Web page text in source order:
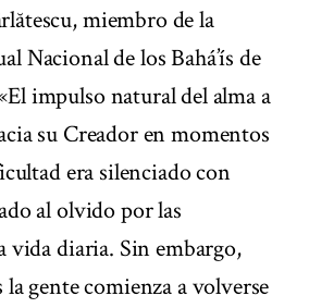
miembro de la
Nacional de los Bahá’ís de
impulso natural del alma a
su Creador en momentos
era silenciado con
al olvido por las
vida diaria. Sin embargo,
gente comienza a volverse